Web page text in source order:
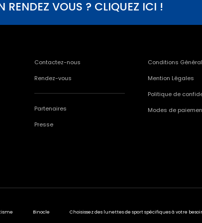
RENDEZ VOUS ? CLIQUEZ ICI !
Contactez-nous
Rendez-vous
Partenaires
Presse
Conditions
Mention Légales
Politique de
Modes de
Binocle Choisissez des lunettes de sport spécifiques à votre